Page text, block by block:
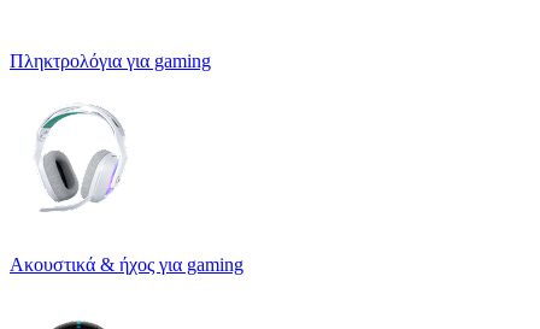
Πληκτρολόγια για gaming
Ακουστικά & ήχος για gaming